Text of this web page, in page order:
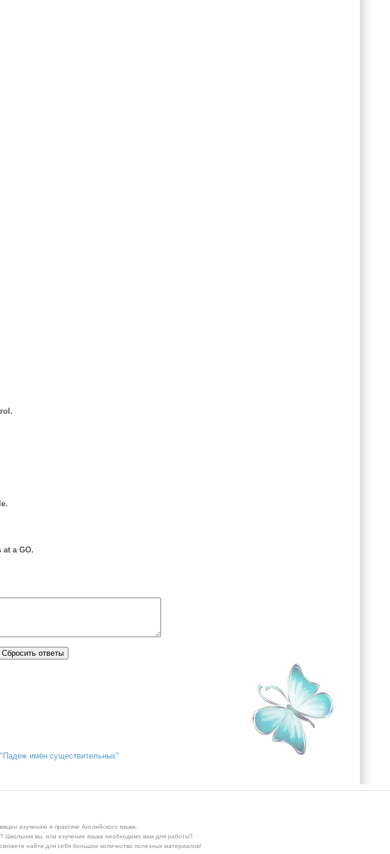
a GO.
"Падеж имён существительных"
изучению и практике Английского языка.
Школьник вы, или изучение языка необходимо вам для работы?
найти для себя большое количество полезных материалов!